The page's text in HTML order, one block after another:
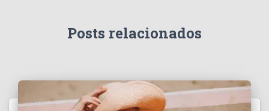
Posts relacionados